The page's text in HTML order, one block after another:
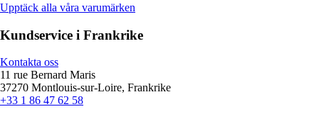
Upptäck alla våra varumärken
Kundservice i Frankrike
Kontakta oss
11 rue Bernard Maris
37270 Montlouis-sur-Loire, Frankrike
+33 1 86 47 62 58